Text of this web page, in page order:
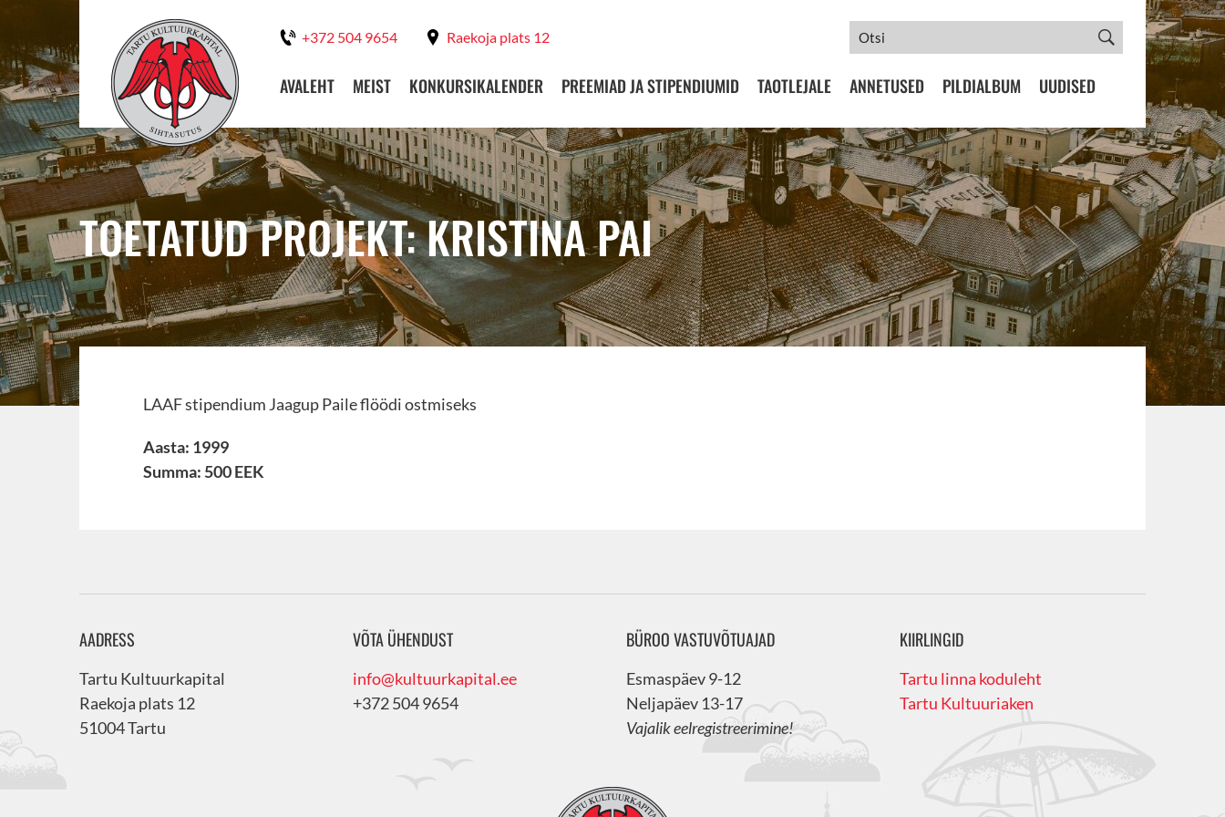
+372 504 9654 Raekoja plats 12
AVALEHT MEIST KONKURSIKALENDER PREEMIAD JA STIPENDIUMID TAOTLEJALE ANNETUSED PILDIALBUM UUDISED
TOETATUD PROJEKT: KRISTINA PAI
LAAF stipendium Jaagup Paile flöödi ostmiseks
Aasta: 1999
Summa: 500 EEK
AADRESS
Tartu Kultuurkapital
Raekoja plats 12
51004 Tartu
VÕTA ÜHENDUST
info@kultuurkapital.ee
+372 504 9654
BÜROO VASTUVÕTUAJAD
Esmaspäev 9-12
Neljapäev 13-17
Vajalik eelregistreerimine!
KIIRLINGID
Tartu linna koduleht
Tartu Kultuuriaken